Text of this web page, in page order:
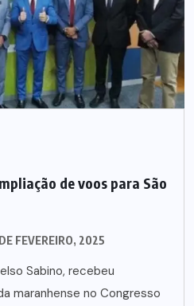
de voos para São
FEVEREIRO, 2025
Sabino, recebeu
maranhense no Congresso